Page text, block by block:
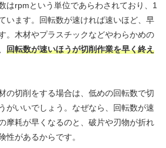
はrpmという単位であらわされており、1
います。回転数が速ければ速いほど、早
。木材やプラスチックなどやわらかめの
回転数が速いほうが切削作業を早く終え
の切削をする場合は、低めの回転数で切
がいいでしょう。なぜなら、回転数が速
摩耗が早くなるのと、破片や刃物が折れ
性があるからです。